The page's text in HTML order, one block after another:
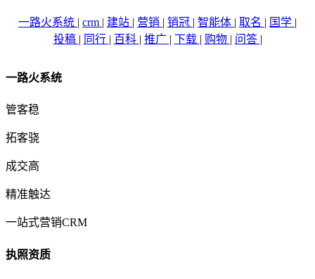
一路火系统 | crm | 建站 | 营销 | 销冠 | 智能体 | 取名 | 国学 |
投稿 | 同行 | 百科 | 推广 | 下载 | 购物 | 问答 |
一路火系统
管客稳
拓客骁
成交高
精准触达
一站式营销CRM
执照资质